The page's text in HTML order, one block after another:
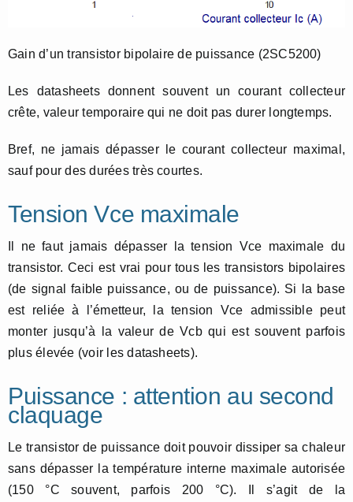
Gain d’un transistor bipolaire de puissance (2SC5200)
Les datasheets donnent souvent un courant collecteur
crête, valeur temporaire qui ne doit pas durer longtemps.
Bref, ne jamais dépasser le courant collecteur maximal,
sauf pour des durées très courtes.
Tension Vce maximale
Il ne faut jamais dépasser la tension Vce maximale du
transistor. Ceci est vrai pour tous les transistors bipolaires
(de signal faible puissance, ou de puissance). Si la base
est reliée à l’émetteur, la tension Vce admissible peut
monter jusqu’à la valeur de Vcb qui est souvent parfois
plus élevée (voir les datasheets).
Puissance : attention au second
claquage
Le transistor de puissance doit pouvoir dissiper sa chaleur
sans dépasser la température interne maximale autorisée
(150 °C souvent, parfois 200 °C). Il s’agit de la